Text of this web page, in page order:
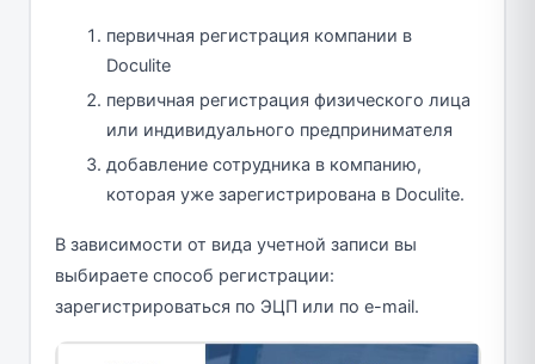
первичная регистрация компании в
Doculite
первичная регистрация физического лица
или индивидуального предпринимателя
добавление сотрудника в компанию,
которая уже зарегистрирована в Doculite.
В зависимости от вида учетной записи вы
выбираете способ регистрации:
зарегистрироваться по ЭЦП или по e-mail.